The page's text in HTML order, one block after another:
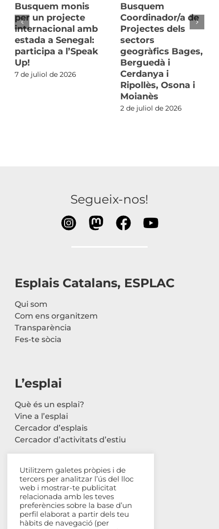
Busquem monis
per un projecte
internacional amb
estada a Senegal:
participa a l’Speak
Up!
7 de juliol de 2026
Busquem
Coordinador/a de
Projectes dels
sectors
geogràfics Bages,
Berguedà i
Cerdanya i
Ripollès, Osona i
Moianès
2 de juliol de 2026
Segueix-nos!
Esplais Catalans, ESPLAC
Qui som
Com ens organitzem
Transparència
Fes-te sòcia
L’esplai
Què és un esplai?
Vine a l’esplai
Cercador d’esplais
Cercador d’activitats d’estiu
Contacte
Carrer Avinyó, 44 2n
08002 Barcelona
Utilitzem galetes pròpies i de
tercers per analitzar l’ús del lloc
web i mostrar-te publicitat
relacionada amb les teves
preferències sobre la base d’un
perfil elaborat a partir dels teu
hàbits de navegació (per